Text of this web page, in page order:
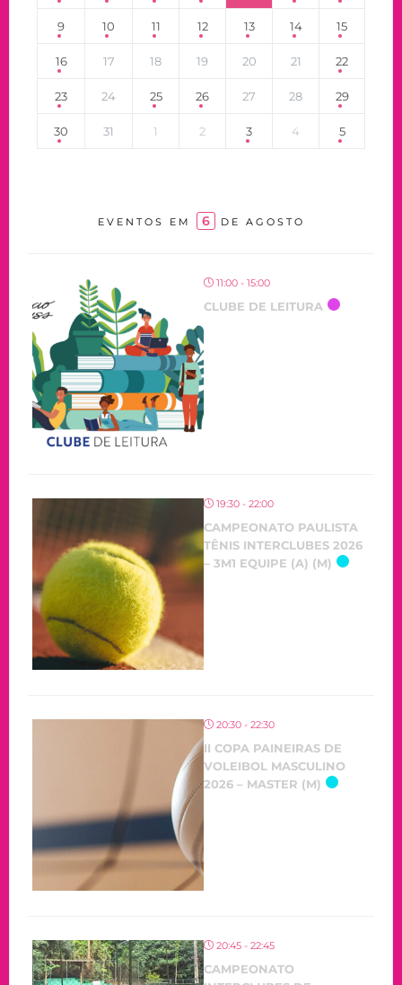
9 10 11 12 13 14 15
16 17 18 19 20 21 22
23 24 25 26 27 28 29
30 31 1 2 3 4 5
EVENTOS EM 6 DE AGOSTO
11:00 - 15:00
CLUBE DE LEITURA
19:30 - 22:00
CAMPEONATO PAULISTA
TÊNIS INTERCLUBES 2026
– 3M1 EQUIPE (A) (M)
20:30 - 22:30
II COPA PAINEIRAS DE
VOLEIBOL MASCULINO
2026 – MASTER (M)
20:45 - 22:45
CAMPEONATO